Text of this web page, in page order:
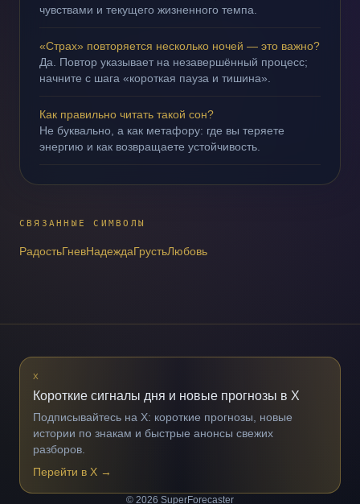
чувствами и текущего жизненного темпа.
«Страх» повторяется несколько ночей — это важно?
Да. Повтор указывает на незавершённый процесс;
начните с шага «короткая пауза и тишина».
Как правильно читать такой сон?
Не буквально, а как метафору: где вы теряете
энергию и как возвращаете устойчивость.
СВЯЗАННЫЕ СИМВОЛЫ
РадостьГневНадеждаГрустьЛюбовь
X
Короткие сигналы дня и новые прогнозы в X
Подписывайтесь на X: короткие прогнозы, новые
истории по знакам и быстрые анонсы свежих
разборов.
Перейти в X →
© 2026 SuperForecaster